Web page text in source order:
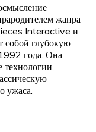
жанра
Interactive и
собой глубокую
года. Она
технологии,
ужаса.